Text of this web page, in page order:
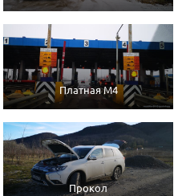
Платная М4
Прокол